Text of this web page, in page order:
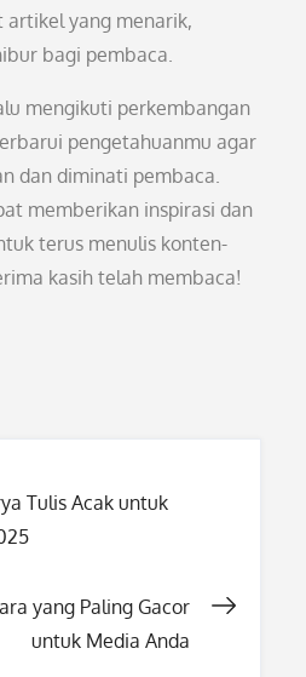
yang menarik,
bagi pembaca.
mengikuti perkembangan
pengetahuanmu agar
dan diminati pembaca.
memberikan inspirasi dan
terus menulis konten-
kasih telah membaca!
Tulis Acak untuk
yang Paling Gacor
untuk Media Anda